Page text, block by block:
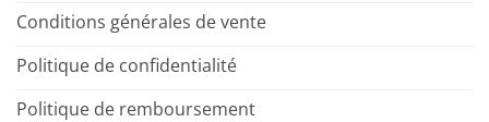
Conditions générales de vente
Politique de confidentialité
Politique de remboursement